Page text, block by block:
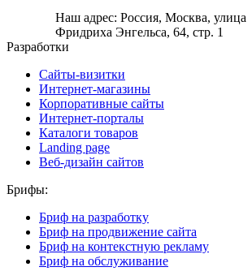
Наш адрес: Россия, Москва, улица
Фридриха Энгельса, 64, стр. 1
Разработки
Сайты-визитки
Интернет-магазины
Корпоративные сайты
Интернет-порталы
Каталоги товаров
Landing page
Веб-дизайн сайтов
Брифы:
Бриф на разработку
Бриф на продвижение сайта
Бриф на контекстную рекламу
Бриф на обслуживание